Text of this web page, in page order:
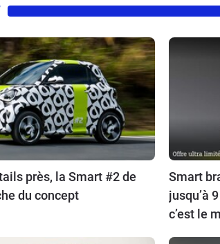
près, la Smart #2 de
du concept
Smart
jusqu’à
c’est le